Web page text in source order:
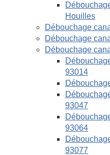
Houilles
Débouchage
Débouchage
Débouchage
93014
93047
93064
93077